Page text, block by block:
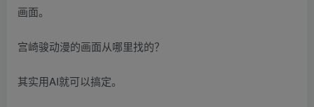
画面。
宫崎骏动漫的画面从哪里找的？
其实用AI就可以搞定。